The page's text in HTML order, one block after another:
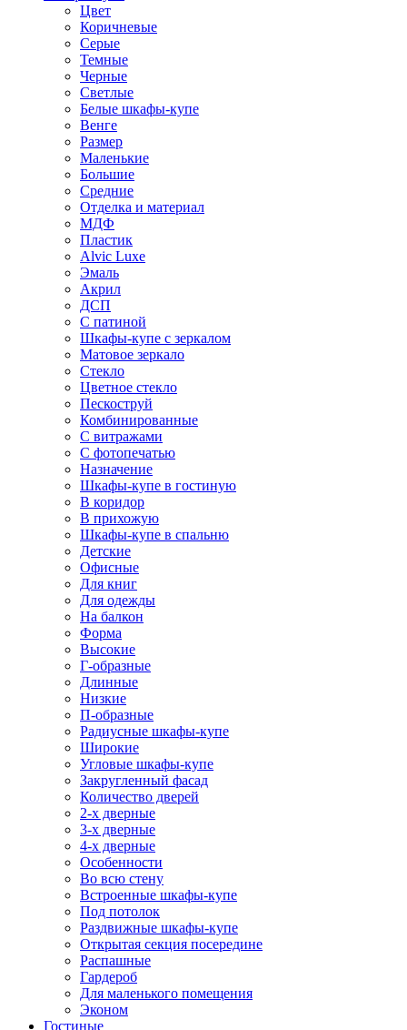
Цвет
Коричневые
Серые
Темные
Черные
Светлые
Белые шкафы-купе
Венге
Размер
Маленькие
Большие
Средние
Отделка и материал
МДФ
Пластик
Alvic Luxe
Эмаль
Акрил
ДСП
С патиной
Шкафы-купе с зеркалом
Матовое зеркало
Стекло
Цветное стекло
Пескоструй
Комбинированные
С витражами
С фотопечатью
Назначение
Шкафы-купе в гостиную
В коридор
В прихожую
Шкафы-купе в спальню
Детские
Офисные
Для книг
Для одежды
На балкон
Форма
Высокие
Г-образные
Длинные
Низкие
П-образные
Радиусные шкафы-купе
Широкие
Угловые шкафы-купе
Закругленный фасад
Количество дверей
2-х дверные
3-х дверные
4-х дверные
Особенности
Во всю стену
Встроенные шкафы-купе
Под потолок
Раздвижные шкафы-купе
Открытая секция посередине
Распашные
Гардероб
Для маленького помещения
Эконом
Гостиные